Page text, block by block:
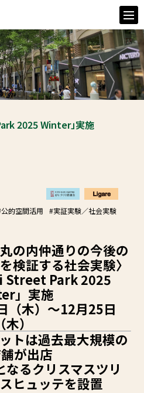
2025 Winter」実施
的空間活用 #実証実験／社会実験
の内仲通りの今後の
検証する社会実験〉
Street Park 2025
」実施
（木）～12月25日
（木）
トは過去最大規模の
が出店
るクリスマスツリ
ヒュッテを設置